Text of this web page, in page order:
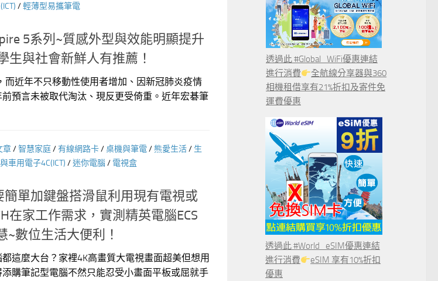
/輕薄型易攜筆電
5系列~質感外型與效能明顯提升
生與社會新鮮人有推薦！
而近年不只移動性使用者增加、因新冠肺炎疫情
預言未被取代淘汰、現反更受倚重。近年宏碁筆
章/智慧家庭/有線網路卡/桌機與筆電/ 熊愛生活/ 生
車用電子4C(ICT) /迷你電腦/ 電視盒
單加鍵盤搭滑鼠利用現有電視或
在家工作需求，實測精英電腦ECS
~數位生活大便利！
這麼大台？家裡4K高畫質大電視畫面超美但想用
購筆記型電腦不然只能忍受小畫面平板或屈就手
透過此 #Global_WiFi優惠連結
進行消費
全航線分享器與360
相機租借享有21%折扣及寄件免
運費優惠
透過此 #World_eSIM優惠連結
進行消費
eSIM 享有10%折扣
優惠